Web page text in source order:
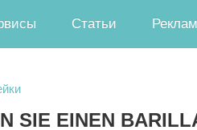
Статьи
SIE EINEN